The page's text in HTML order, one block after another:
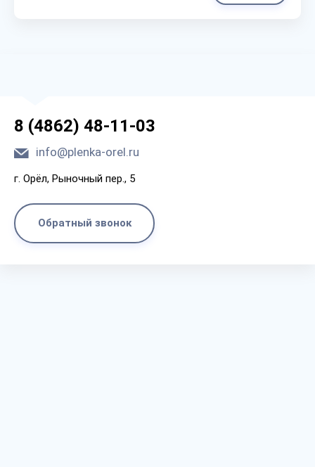
8 (4862) 48-11-03
info@plenka-orel.ru
г. Орёл, Рыночный пер., 5
Обратный звонок